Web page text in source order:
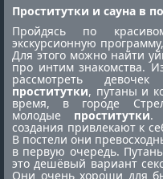
Проститутки и сауна в
Пройдясь по
экскурсионную
Для этого можно найти
про интим знакомства.
рассмотреть
проститутки, путаны и
время, в городе
молодые проститутки.
создания привлекают к
В постели они
в первую очередь.
это дешёвый вариант
Они очень хороши для